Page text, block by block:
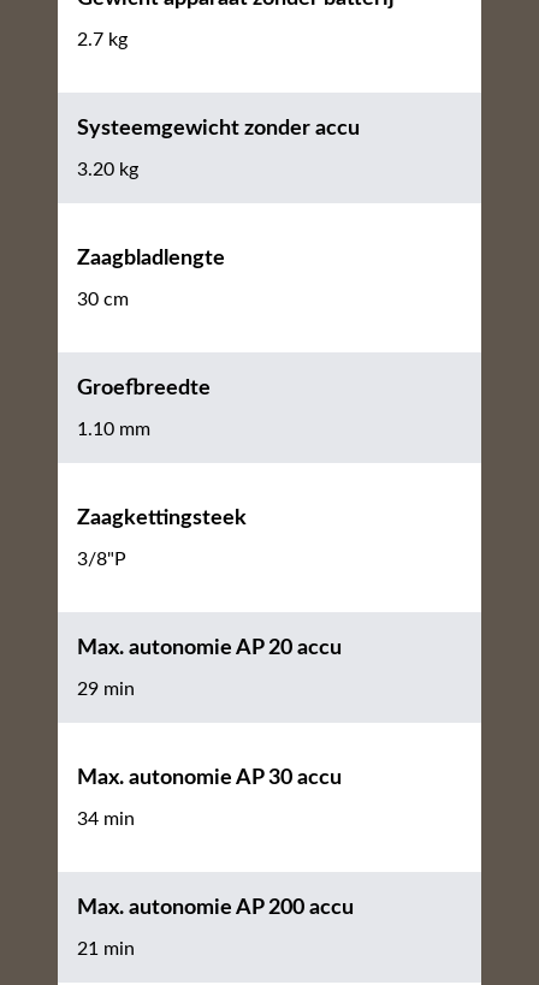
2.7 kg
Systeemgewicht zonder accu
3.20 kg
Zaagbladlengte
30 cm
Groefbreedte
1.10 mm
Zaagkettingsteek
3/8"P
Max. autonomie AP 20 accu
29 min
Max. autonomie AP 30 accu
34 min
Max. autonomie AP 200 accu
21 min